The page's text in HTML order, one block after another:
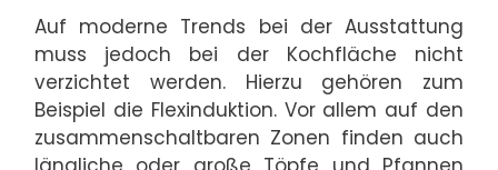
Auf moderne Trends bei der Ausstattung
muss jedoch bei der Kochfläche nicht
verzichtet werden. Hierzu gehören zum
Beispiel die Flexinduktion. Vor allem auf den
zusammenschaltbaren Zonen finden auch